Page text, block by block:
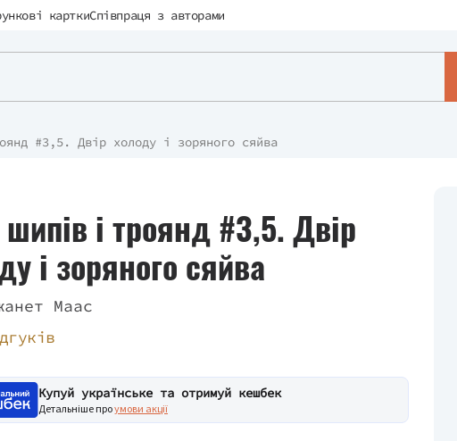
карткиСпівпраця з авторами
#3,5. Двір холоду і зоряного сяйва
і троянд #3,5. Двір
і зоряного сяйва
Маас
Купуй українське та отримуй кешбек
Детальніше проумови акції